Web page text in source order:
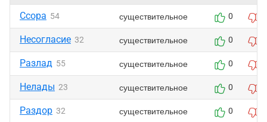
Ссора 54 существительное 0
Несогласие 32 существительное 0
Разлад 55 существительное 0
Нелады 23 существительное 0
Раздор 32 существительное 0